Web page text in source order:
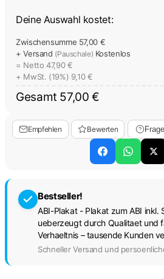
Deine Auswahl kostet:
Zwischensumme 57,00 €
+ Versand (Pauschale) Kostenlos
= Netto 47,90 €
+ MwSt. (19%) 9,10 €
Gesamt 57,00 €
Empfehlen Bewerten
Bestseller!
ABI-Plakat - Plakat zum ABI inkl.
ueberzeugt durch Qualitaet und
Verhaeltnis – tausende Kunden
Schneller Versand und